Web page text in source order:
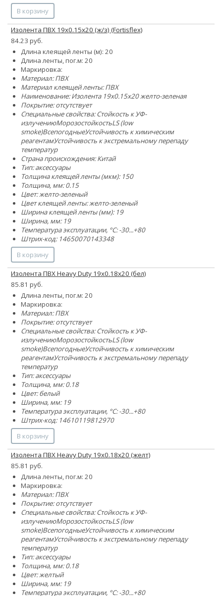
В корзину
Изолента ПВХ 19х0.15х20 (ж/з) (Fortisflex)
84.23 руб.
Длина клеящей ленты (м): 20
Длина ленты, пог.м: 20
Маркировка:
Материал: ПВХ
Материал клеящей ленты: ПВХ
Наименование: Изолента 19х0.15х20 желто-зеленая
Покрытие: отсутствует
Специальные свойства:Стойкость к УФ-
излучениюМорозостойкостьLS (low
smoke)ВсепогодныеУстойчивость к химическим
реагентамУстойчивость к экстремальному перепаду
температур
Страна происхождения: Китай
Тип: аксессуары
Толщина клеящей ленты (мкм): 150
Толщина, мм: 0.15
Цвет: желто-зеленый
Цвет клеящей ленты: желто-зеленый
Ширина клеящей ленты (мм): 19
Ширина, мм: 19
Температура эксплуатации, °C: -30...+80
Штрих-код: 14650070143348
В корзину
Изолента ПВХ Heavy Duty 19х0.18х20 (бел)
85.81 руб.
Длина ленты, пог.м: 20
Маркировка:
Материал: ПВХ
Покрытие: отсутствует
Специальные свойства:Стойкость к УФ-
излучениюМорозостойкостьLS (low
smoke)ВсепогодныеУстойчивость к химическим
реагентамУстойчивость к экстремальному перепаду
температур
Тип: аксессуары
Толщина, мм: 0.18
Цвет: белый
Ширина, мм: 19
Температура эксплуатации, °C: -30...+80
Штрих-код: 14610119812970
В корзину
Изолента ПВХ Heavy Duty 19х0.18х20 (желт)
85.81 руб.
Длина ленты, пог.м: 20
Маркировка:
Материал: ПВХ
Покрытие: отсутствует
Специальные свойства:Стойкость к УФ-
излучениюМорозостойкостьLS (low
smoke)ВсепогодныеУстойчивость к химическим
реагентамУстойчивость к экстремальному перепаду
температур
Тип: аксессуары
Толщина, мм: 0.18
Цвет: желтый
Ширина, мм: 19
Температура эксплуатации, °C: -30...+80